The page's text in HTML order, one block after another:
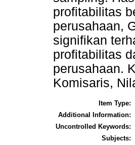
profitabilitas
perusahaan,
signifikan
profitabilitas
perusahaan.
Komisaris,
Item Type:
Additional Information:
Uncontrolled Keywords:
Subjects: